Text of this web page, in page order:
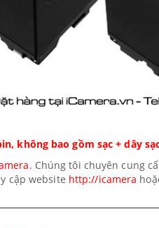
không bao gồm sạc + dây
. Chúng tôi chuyên cung
cập website http://icamera